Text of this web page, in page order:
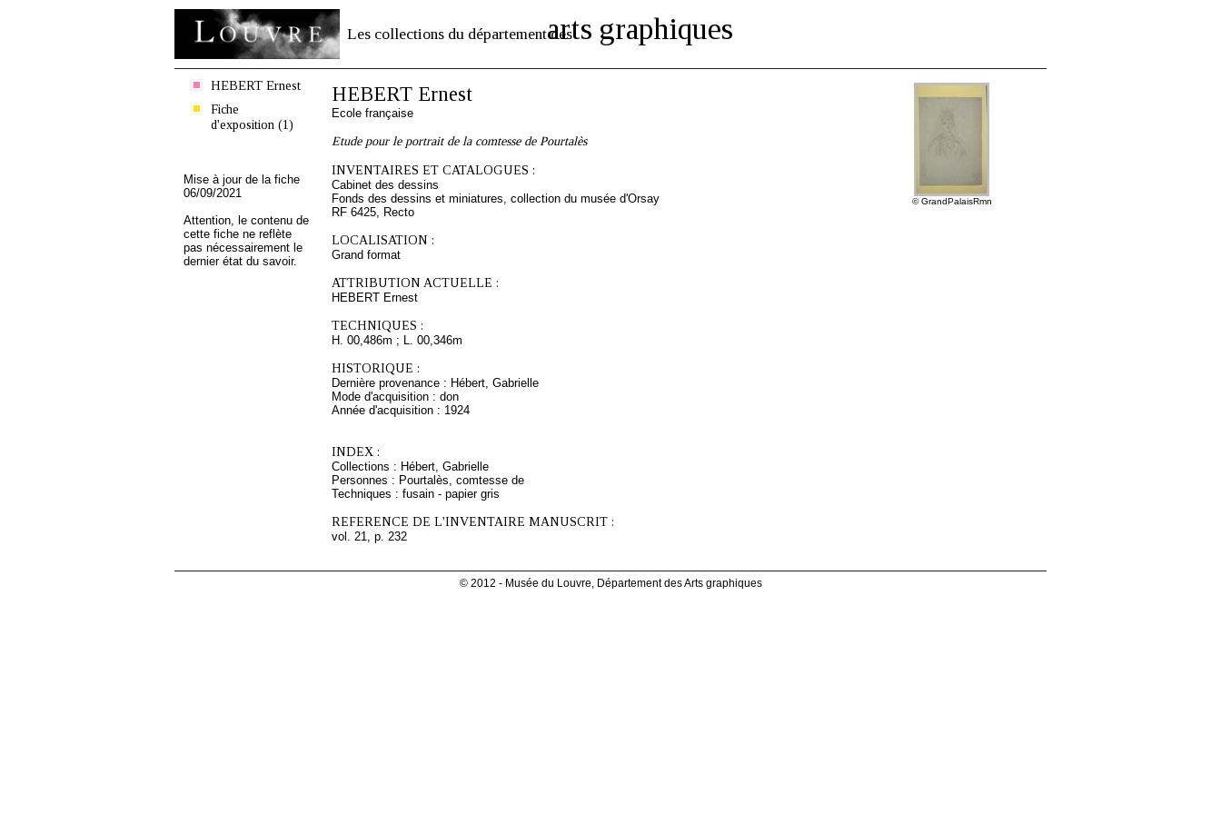
Les collections du département desarts graphiques
HEBERT Ernest
Fiche
d'exposition (1)
Mise à jour de la fiche
06/09/2021
Attention, le contenu de
cette fiche ne reflète
pas nécessairement le
dernier état du savoir.
© GrandPalaisRmn
HEBERT Ernest
Ecole française
Etude pour le portrait de la comtesse de Pourtalès
INVENTAIRES ET CATALOGUES :
Cabinet des dessins
Fonds des dessins et miniatures, collection du musée d'Orsay
RF 6425, Recto
LOCALISATION :
Grand format
ATTRIBUTION ACTUELLE :
HEBERT Ernest
TECHNIQUES :
H. 00,486m ; L. 00,346m
HISTORIQUE :
Dernière provenance : Hébert, Gabrielle
Mode d'acquisition : don
Année d'acquisition : 1924
INDEX :
Collections : Hébert, Gabrielle
Personnes : Pourtalès, comtesse de
Techniques : fusain - papier gris
REFERENCE DE L'INVENTAIRE MANUSCRIT :
vol. 21, p. 232
© 2012 - Musée du Louvre, Département des Arts graphiques